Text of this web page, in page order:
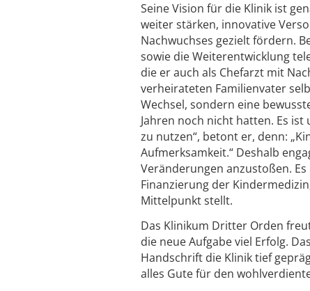
Seine Vision für die Klinik ist
weiter stärken, innovative
Nachwuchses gezielt fördern.
sowie die Weiterentwicklung
die er auch als Chefarzt mit
verheirateten Familienvater
Wechsel, sondern eine
Jahren noch nicht hatten. Es
zu nutzen“, betont er, denn:
Aufmerksamkeit.“ Deshalb
Veränderungen anzustoßen.
Finanzierung der
Mittelpunkt stellt.
Das Klinikum Dritter Orden
die neue Aufgabe viel Erfolg.
Handschrift die Klinik tief
alles Gute für den